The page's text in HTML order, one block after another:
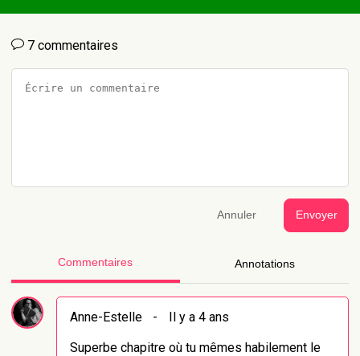
7 commentaires
Annuler Envoyer
Commentaires Annotations
Anne-Estelle -
Il y a 4 ans
Superbe chapitre où tu mêmes habilement le